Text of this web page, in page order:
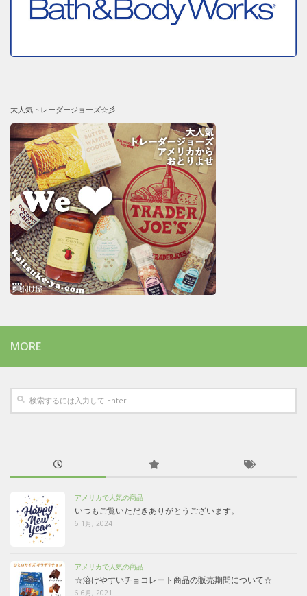
大人気トレーダージョーズ☆彡
MORE
アメリカで人気の商品
いつもご覧いただきありがとうございます。
6 1月, 2024
アメリカで人気の商品
☆溶けやすいチョコレート商品の販売期間について☆
6 6月, 2021